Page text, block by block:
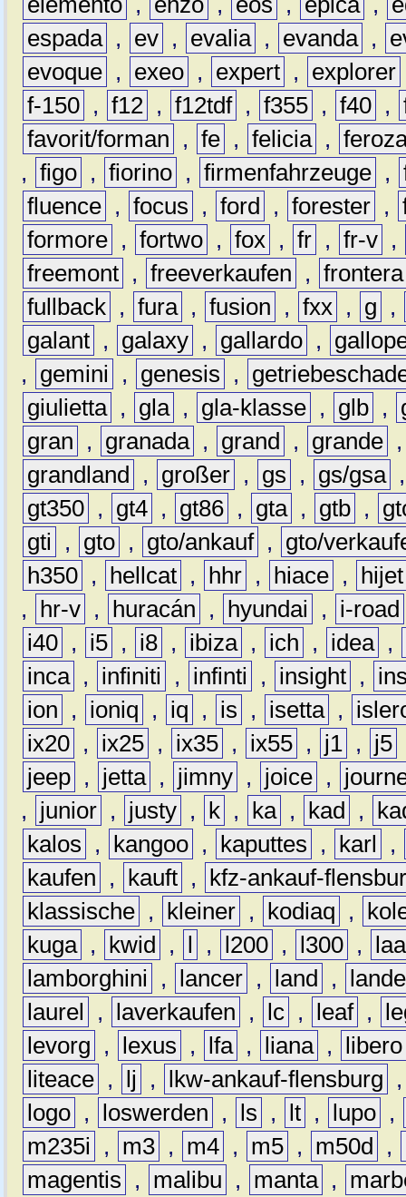
espada , ev , evalia , evanda ,
evoque , exeo , expert , explorer
f-150 , f12 , f12tdf , f355 , f40 ,
favorit/forman
, fe , felicia ,
, figo , fiorino , firmenfahrzeuge ,
fluence , focus , ford , forester ,
formore , fortwo , fox , fr , fr-v ,
freemont , freeverkaufen , frontera
fullback , fura , fusion , fxx , g
,
galant , galaxy , gallardo ,
,
gemini , genesis ,
giulietta , gla , gla-klasse , glb ,
gran
, granada , grand , grande
grandland
, großer , gs , gs/gsa
gt350 , gt4 , gt86 , gta , gtb ,
gti
, gto , gto/ankauf ,
gto/
h350 , hellcat , hhr , hiace ,
hijet
,
hr-v , huracán , hyundai ,
i-road
i40 , i5 , i8 , ibiza , ich , idea ,
inca , infiniti , infinti , insight ,
ion
, ioniq , iq , is , isetta ,
ix20 , ix25 , ix35 , ix55 , j1 , j5
jeep , jetta , jimny , joice ,
,
junior , justy , k , ka , kad ,
kalos
, kangoo , kaputtes , karl
,
kaufen
, kauft ,
kfz-ankauf-
klassische , kleiner , kodiaq ,
kuga , kwid , l , l200 , l300 ,
lamborghini
, lancer , land ,
laurel
, laverkaufen , lc , leaf ,
levorg
, lexus , lfa , liana ,
libero
liteace , lj , lkw-ankauf-flensburg
logo , loswerden , ls , lt , lupo ,
m235i
, m3 , m4 , m5 , m50d ,
magentis
, malibu , manta ,